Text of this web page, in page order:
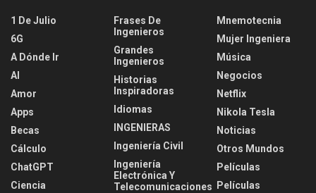
1 De Julio
6G
A Dónde Ir
AI
Amor
Apps
Becas
Cálculo
ChatGPT
Ciencia
Frases De
Ingenieros
Grandes
Ingenieros
Historias
Inspiradoras
Idiomas
INGENIERAS
Ingeniería Civil
Ingeniería
Electrónica Y
Telecomunicaciones
Mnemotecnia
Mujer Ingeniera
Música
Negocios
Netflix
Nikola Tesla
Noticias
Otros Mundos
Películas
Películas